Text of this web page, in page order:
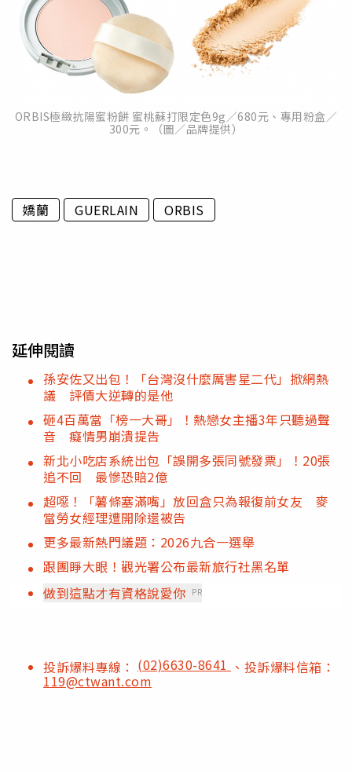
ORBIS極緻抗陽蜜粉餅 蜜桃蘇打限定色9g／680元、專用粉盒／
300元。（圖／品牌提供）
嬌蘭 GUERLAIN ORBIS
延伸閱讀
孫安佐又出包！「台灣沒什麼厲害星二代」掀網熱
議 評價大逆轉的是他
砸4百萬當「榜一大哥」！熱戀女主播3年只聽過聲
音 癡情男崩潰提告
新北小吃店系統出包「誤開多張同號發票」！20張
追不回 最慘恐賠2億
超噁！「薯條塞滿嘴」放回盒只為報復前女友 麥
當勞女經理遭開除還被告
更多最新熱門議題：2026九合一選舉
跟團睜大眼！觀光署公布最新旅行社黑名單
做到這點才有資格說愛你 PR
投訴爆料專線： (02)6630-8641 、投訴爆料信箱：
119@ctwant.com